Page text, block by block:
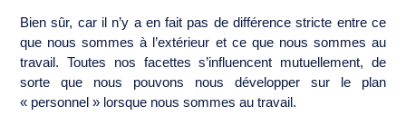
Bien sûr, car il n’y a en fait pas de différence stricte entre ce
que nous sommes à l’extérieur et ce que nous sommes au
travail. Toutes nos facettes s’influencent mutuellement, de
sorte que nous pouvons nous développer sur le plan
« personnel » lorsque nous sommes au travail.